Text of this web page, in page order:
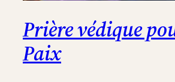
Prière védique
Paix